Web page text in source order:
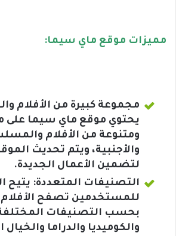
مميزات موقع ماي سيما:
مجموعة كبيرة من الأفلام
يحتوي موقع ماي سيما على
ومتنوعة من الأفلام
والأجنبية، ويتم تحديث
لتضمين الأعمال الجديدة.
التصنيفات المتعددة: يتيح
للمستخدمين تصفح
بحسب التصنيفات
والكوميديا والدراما